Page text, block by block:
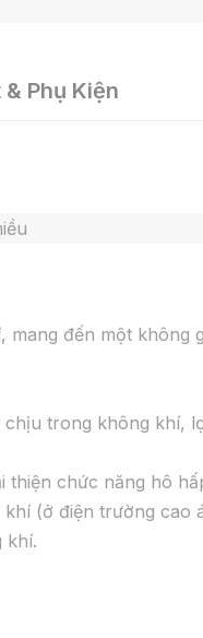
Phụ Kiện
đến một không
trong không khí,
chức năng hô
(ở điện trường cao
khí.